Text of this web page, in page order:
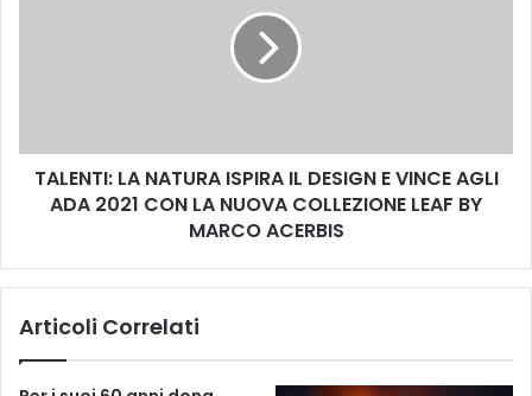
m
o
L
A
TALENTI: LA NATURA ISPIRA IL DESIGN E VINCE AGLI
ADA 2021 CON LA NUOVA COLLEZIONE LEAF BY
MARCO ACERBIS
Articoli Correlati